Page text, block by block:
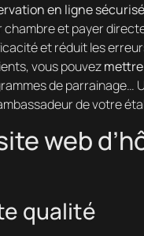
en ligne sécurisé
chambre et payer
et réduit les
vous pouvez
de parrainage…
de votre
web
qualité